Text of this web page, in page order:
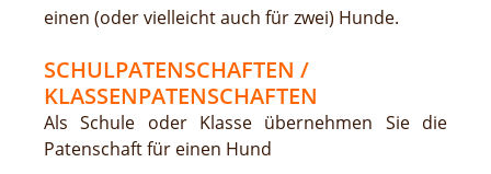
einen (oder vielleicht auch für zwei) Hunde.
SCHULPATENSCHAFTEN /
KLASSENPATENSCHAFTEN
Als Schule oder Klasse übernehmen Sie die
Patenschaft für einen Hund